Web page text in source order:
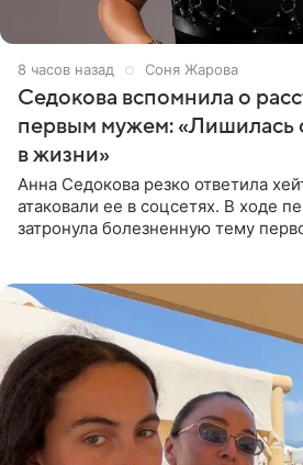
8 часов назад Соня Жарова
Седокова вспомнила о
первым мужем: «Лишилась
в жизни»
Анна Седокова резко ответила
атаковали ее в соцсетях. В ходе
затронула болезненную тему